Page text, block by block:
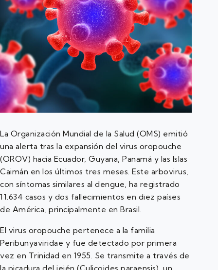
La Organización Mundial de la Salud (OMS) emitió
una alerta tras la expansión del virus oropouche
(OROV) hacia Ecuador, Guyana, Panamá y las Islas
Caimán en los últimos tres meses. Este arbovirus,
con síntomas similares al dengue, ha registrado
11.634 casos y dos fallecimientos en diez países
de América, principalmente en Brasil.
El virus oropouche pertenece a la familia
Peribunyaviridae y fue detectado por primera
vez en Trinidad en 1955. Se transmite a través de